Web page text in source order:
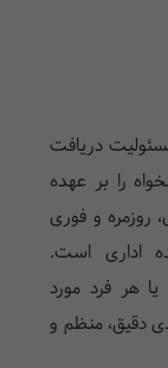
دریافت
را بر عهده
روزمره و فوری
اداری است.
یا هر فرد مورد
دقیق، منظم و